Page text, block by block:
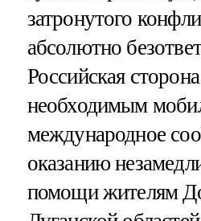
затронутого
абсолютно
Российская
необходимым
международное
оказанию
помощи жителям